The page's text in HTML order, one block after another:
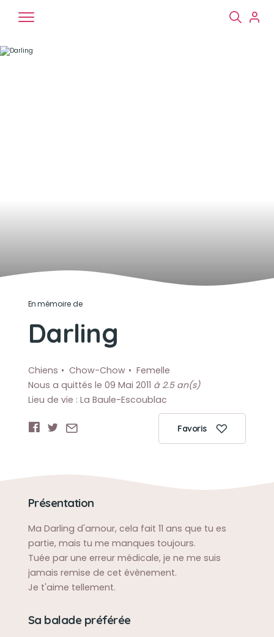
En mémoire de
Darling
Chiens Chow-Chow
Femelle
Nous a quittés le 09 Mai 2011 à 2.5 an(s)
Lieu de vie : La Baule-Escoublac
Favoris
Présentation
Ma Darling d'amour, cela fait 11 ans que tu es
partie, mais tu me manques toujours.
Tuée par une erreur médicale, je ne me suis
jamais remise de cet évènement.
Je t'aime tellement.
Sa balade préférée